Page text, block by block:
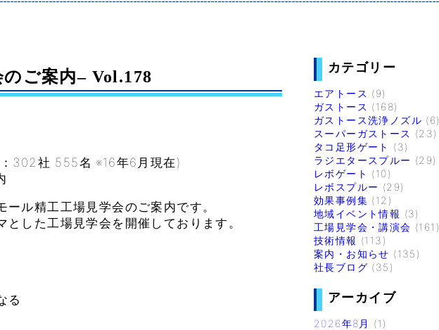
ご案内– Vol.178
302社 555名 ※16年6月現在)
ル精工工場見学会のご案内です。
した工場見学会を開催しております。
る
カテゴリー
エアトース (9)
ガストース (168)
ガストース洗浄ノズル (6)
スーパーガストース (23)
タコ足形ゲート
(3)
ラジエタースプルー (29)
レボゲート (10)
レボスプルー (29)
効果事例集 (12)
地域イベント情報 (3)
工場見学会・講演会 (161)
技術情報 (113)
案内・お知らせ (135)
社長ブログ (35)
アーカイブ
2026年8月
(1)